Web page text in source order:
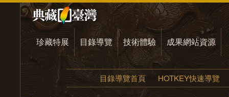
珍藏特展 目錄導覽 技術體驗 成果網站資源
目錄導覽首頁 HOTKEY快速導覽